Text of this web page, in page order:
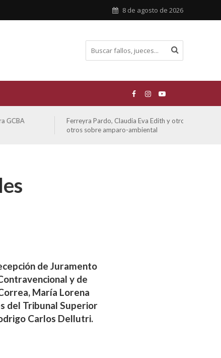
8 de agosto de 2026
Ferreyra Pardo, Claudia Eva Edith y otros contra GCBA y
otros sobre amparo-ambiental
de Juramento
y de
María Lorena
del Tribunal Superior
Carlos Dellutri.